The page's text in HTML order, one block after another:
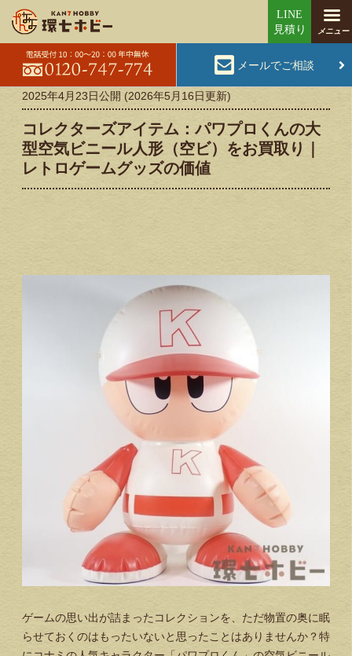
メールでご相談
2025年4月23日公開 (2026年5月16日更新)
コレクターズアイテム：パワプロくんの大
型空気ビニール人形（空ビ）をお買取り｜
レトロゲームグッズの価値
ゲームの思い出が詰まったコレクションを、ただ物置の奥に眠
らせておくのはもったいないと思ったことはありませんか？特